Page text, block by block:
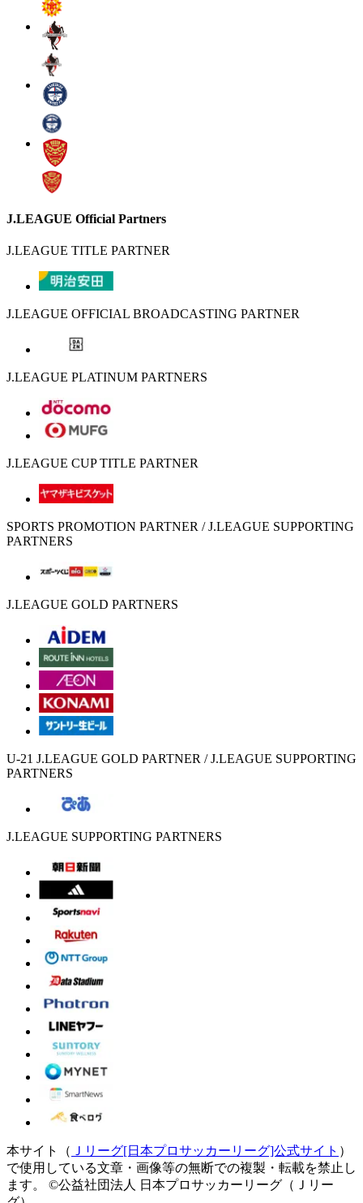
J.LEAGUE Official Partners
J.LEAGUE TITLE PARTNER
J.LEAGUE OFFICIAL BROADCASTING PARTNER
J.LEAGUE PLATINUM PARTNERS
J.LEAGUE CUP TITLE PARTNER
SPORTS PROMOTION PARTNER / J.LEAGUE SUPPORTING
PARTNERS
J.LEAGUE GOLD PARTNERS
U-21 J.LEAGUE GOLD PARTNER / J.LEAGUE SUPPORTING
PARTNERS
J.LEAGUE SUPPORTING PARTNERS
本サイト（ Ｊリーグ[日本プロサッカーリーグ]公式サイト ）
で使用している文章・画像等の無断での複製・転載を禁止し
ます。
©公益社団法人 日本プロサッカーリーグ（Ｊリー